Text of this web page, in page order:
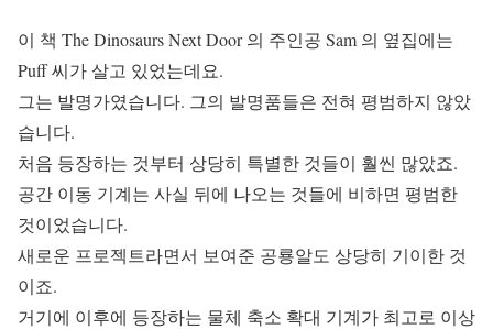
이 책 The Dinosaurs Next Door 의 주인공 Sam 의 옆집에는
Puff 씨가 살고 있었는데요.
그는 발명가였습니다. 그의 발명품들은 전혀 평범하지 않았
습니다.
처음 등장하는 것부터 상당히 특별한 것들이 훨씬 많았죠.
공간 이동 기계는 사실 뒤에 나오는 것들에 비하면 평범한
것이었습니다.
새로운 프로젝트라면서 보여준 공룡알도 상당히 기이한 것
이죠.
거기에 이후에 등장하는 물체 축소 확대 기계가 최고로 이상